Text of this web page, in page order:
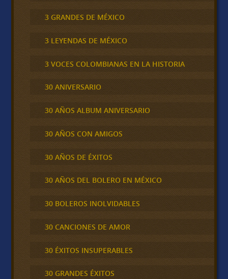
3 GRANDES DE MÉXICO
3 LEYENDAS DE MÉXICO
3 VOCES COLOMBIANAS EN LA HISTORIA
30 ANIVERSARIO
30 AÑOS ALBUM ANIVERSARIO
30 AÑOS CON AMIGOS
30 AÑOS DE ÉXITOS
30 AÑOS DEL BOLERO EN MÉXICO
30 BOLEROS INOLVIDABLES
30 CANCIONES DE AMOR
30 ÉXITOS INSUPERABLES
30 GRANDES ÉXITOS